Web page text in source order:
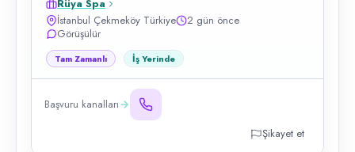
Rüya Spa
İstanbul Çekmeköy Türkiye
2 gün önce
Görüşülür
Tam Zamanlı İş Yerinde
Başvuru kanalları
Şikayet et